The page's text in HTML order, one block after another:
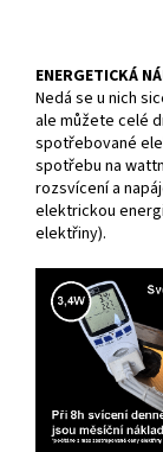
ENERGETICKÁ
Nedá se u nich
ale můžete celé
spotřebované
spotřebu na
rozsvícení a
elektrickou
elektřiny).